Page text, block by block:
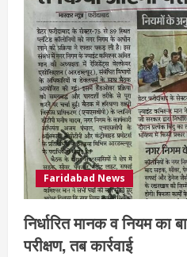
Faridabad News
निर्धारित मानक व नियम का
परीक्षण, तब कार्रवाई